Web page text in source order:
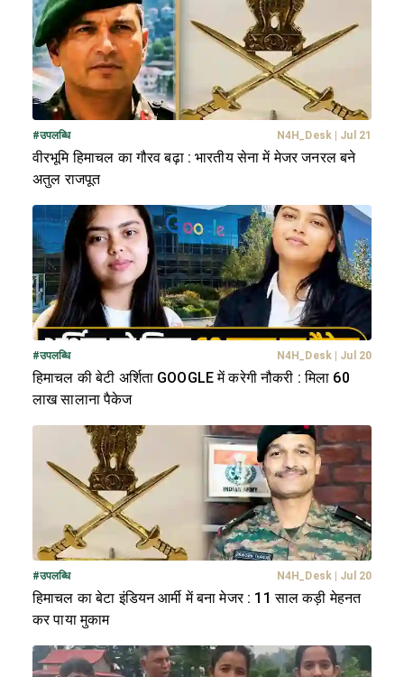
#उपलब्धि N4H_Desk| Jul 21
वीरभूमि हिमाचल का गौरव बढ़ा : भारतीय सेना में मेजर जनरल बने
अतुल राजपूत
#उपलब्धि N4H_Desk| Jul 20
हिमाचल की बेटी अर्शिता GOOGLE में करेगी नौकरी : मिला 60
लाख सालाना पैकेज
#उपलब्धि N4H_Desk| Jul 20
हिमाचल का बेटा इंडियन आर्मी में बना मेजर : 11 साल कड़ी मेहनत
कर पाया मुकाम